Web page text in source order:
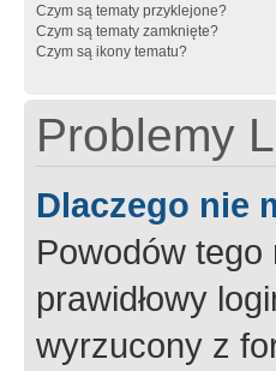
Czym są tematy przyklejone?
Czym są tematy zamknięte?
Czym są ikony tematu?
Problemy
Dlaczego nie
Powodów
prawidłowy
wyrzucony z